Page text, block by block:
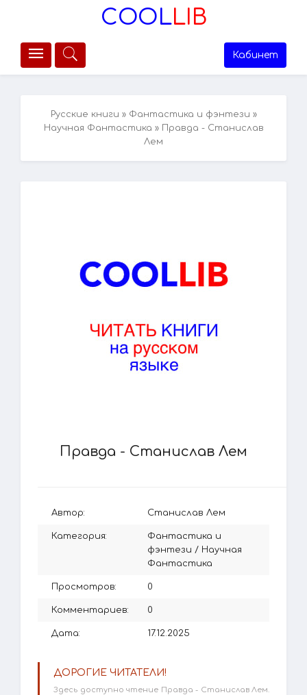
COOLLIB
Кабинет
Русские книги » Фантастика и фэнтези »
Научная Фантастика » Правда - Станислав
Лем
Правда - Станислав Лем
Автор: Станислав Лем
Категория:
Фантастика и
фэнтези / Научная
Фантастика
Просмотров: 0
Комментариев: 0
Дата: 17.12.2025
ДОРОГИЕ ЧИТАТЕЛИ!
Здесь доступно чтение Правда - Станислав Лем.